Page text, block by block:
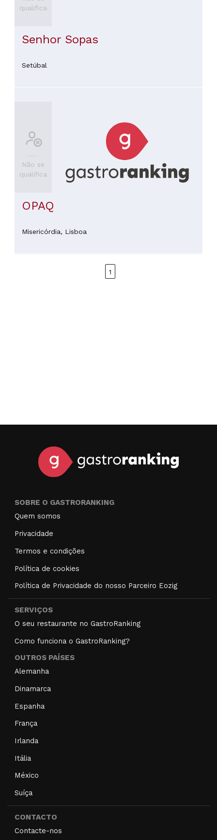
qualifica
Senhor Sopas
Setúbal
Não se
qualifica
OPAQ
Misericórdia, Lisboa
1
SOBRE O GASTRORANKING
Quem somos
Privacidade
Termos e condições
Política de cookies
Política de Privacidade do nosso Parceiro Eozig
SERVIÇOS
O seu restaurante no GastroRanking
Como funciona o GastroRanking?
OUTROS PAÍSES
Alemanha
Dinamarca
Espanha
França
Irlanda
Itália
México
Suíça
CONTACTO
Contacte-nos